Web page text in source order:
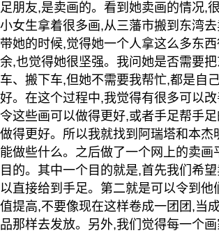
足朋友,是卖画的。看到她卖画的情况,
小女生拿着很多画,从三藩市搬到东湾
带她的时候,觉得她一个人拿这么多东
余,也觉得她很坚强。我问她是否需要
车、搬下车,但她不需要我帮忙,都是自
好。在这个过程中,我觉得有很多可以
令这些画可以做得更好,或者手足帮手
做得更好。所以我就找到阿瑞塔和本杰
能做些什么。之后做了一个网上的卖画
目的。其中一个目的就是,首先我们希望
以直接给到手足。第二就是可以令到他
值提高,不要像现在这样卷成一团团,当
品那样去发放。另外,我们觉得每一个